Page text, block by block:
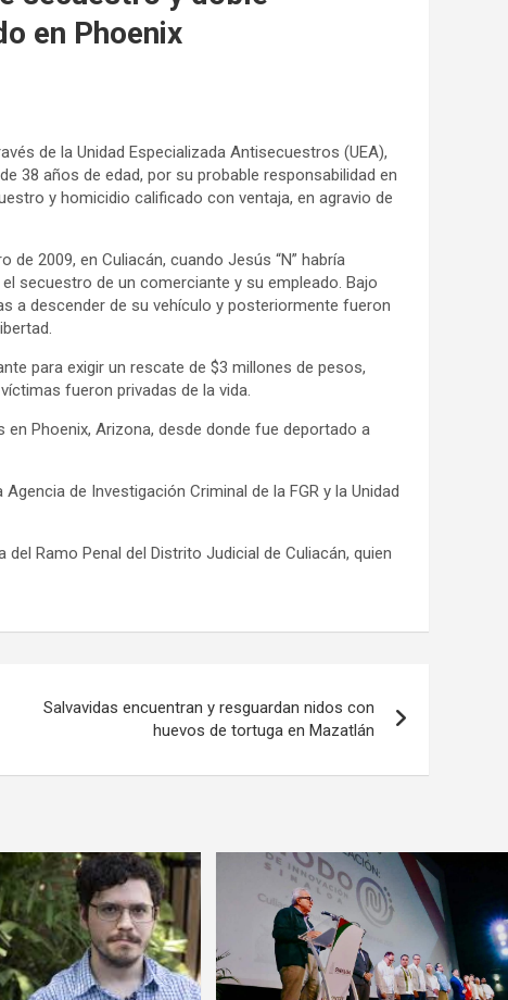
en Phoenix
de la Unidad Especializada Antisecuestros (UEA),
38 años de edad, por su probable responsabilidad en
y homicidio calificado con ventaja, en agravio de
2009, en Culiacán, cuando Jesús “N” habría
secuestro de un comerciante y su empleado. Bajo
a descender de su vehículo y posteriormente fueron
para exigir un rescate de $3 millones de pesos,
fueron privadas de la vida.
Phoenix, Arizona, desde donde fue deportado a
de Investigación Criminal de la FGR y la Unidad
Ramo Penal del Distrito Judicial de Culiacán, quien
Salvavidas encuentran y resguardan nidos con
huevos de tortuga en Mazatlán